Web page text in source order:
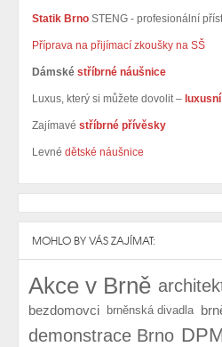
Statik Brno STENG - profesionální
Příprava na přijímací zkoušky na SŠ
Dámské stříbrné náušnice
Luxus, který si můžete dovolit –
Zajímavé stříbrné přívěsky
Levné dětské náušnice
MOHLO BY VÁS ZAJÍMAT:
Akce v Brně
bezdomovci brněnská divadla
demonstrace Brno